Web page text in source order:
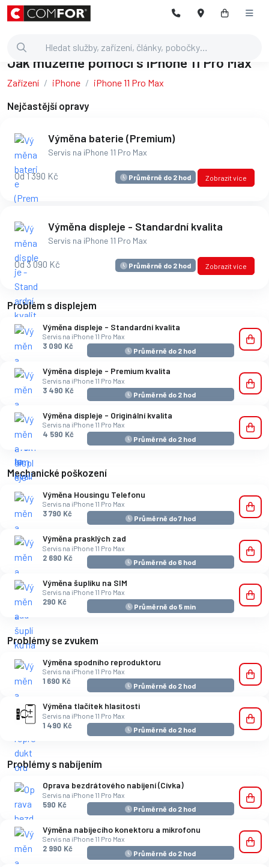
Jak můžeme pomoci s iPhone 11 Pro Max
Zařízení iPhone iPhone 11 Pro Max
Nejčastější opravy
Výměna baterie (Premium)
Servis na iPhone 11 Pro Max
Od 1 390 Kč Průměrně do 2 hod Zobrazit více
Výměna displeje - Standardní kvalita
Servis na iPhone 11 Pro Max
Od 3 090 Kč Průměrně do 2 hod Zobrazit více
Problém s displejem
Výměna displeje - Standardní kvalita
Servis na iPhone 11 Pro Max
3 090 Kč
Průměrně do 2 hod
Výměna displeje - Premium kvalita
Servis na iPhone 11 Pro Max
3 490 Kč
Průměrně do 2 hod
Výměna displeje - Originální kvalita
Servis na iPhone 11 Pro Max
4 590 Kč
Průměrně do 2 hod
Mechanické poškození
Výměna Housingu Telefonu
Servis na iPhone 11 Pro Max
3 790 Kč
Průměrně do 7 hod
Výměna prasklých zad
Servis na iPhone 11 Pro Max
2 690 Kč
Průměrně do 6 hod
Výměna šuplíku na SIM
Servis na iPhone 11 Pro Max
290 Kč
Průměrně do 5 min
Problémy se zvukem
Výměna spodního reproduktoru
Servis na iPhone 11 Pro Max
1 690 Kč
Průměrně do 2 hod
Výměna tlačítek hlasitosti
Servis na iPhone 11 Pro Max
1 490 Kč
Průměrně do 2 hod
Problémy s nabíjením
Oprava bezdrátového nabíjení (Cívka)
Servis na iPhone 11 Pro Max
590 Kč
Průměrně do 2 hod
Výměna nabíjecího konektoru a mikrofonu
Servis na iPhone 11 Pro Max
2 990 Kč
Průměrně do 2 hod